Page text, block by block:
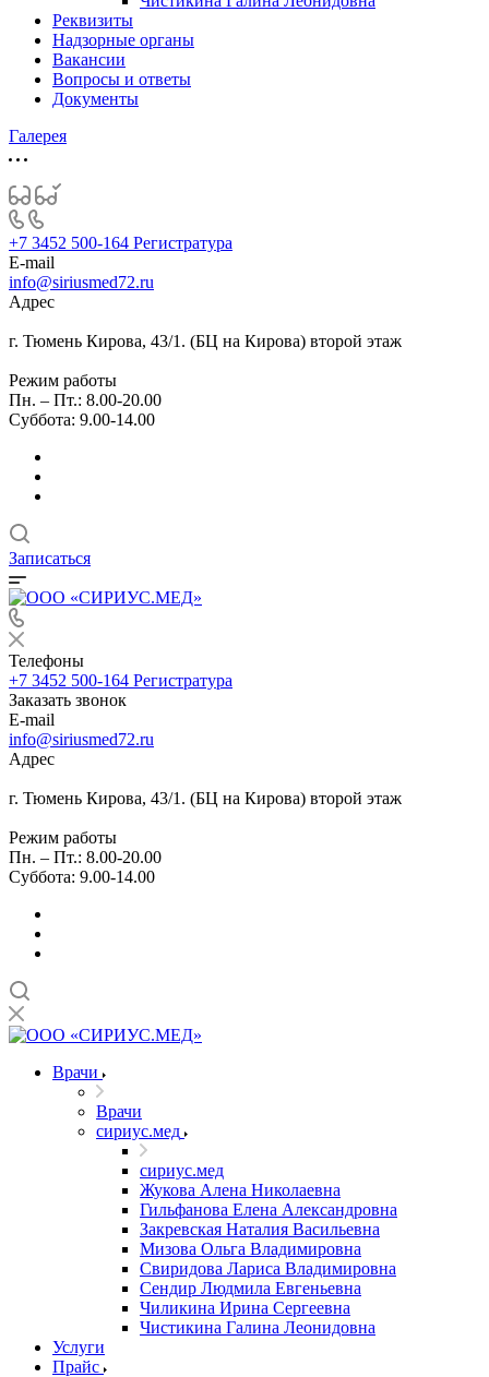
Реквизиты
Надзорные органы
Вакансии
Вопросы и ответы
Документы
Галерея
+7 3452 500-164 Регистратура
E-mail
info@siriusmed72.ru
Адрес
г. Тюмень Кирова, 43/1. (БЦ на Кирова) второй этаж
Режим работы
Пн. – Пт.: 8.00-20.00
Суббота: 9.00-14.00
Записаться
Телефоны
+7 3452 500-164 Регистратура
Заказать звонок
E-mail
info@siriusmed72.ru
Адрес
г. Тюмень Кирова, 43/1. (БЦ на Кирова) второй этаж
Режим работы
Пн. – Пт.: 8.00-20.00
Суббота: 9.00-14.00
Врачи
Врачи
сириус.мед
сириус.мед
Жукова Алена Николаевна
Гильфанова Елена Александровна
Закревская Наталия Васильевна
Мизова Ольга Владимировна
Свиридова Лариса Владимировна
Сендир Людмила Евгеньевна
Чиликина Ирина Сергеевна
Чистикина Галина Леонидовна
Услуги
Прайс